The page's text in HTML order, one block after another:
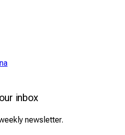
inbox
newsletter.